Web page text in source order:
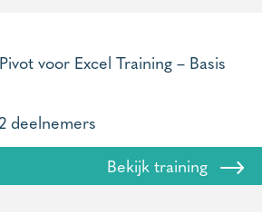
voor Excel Training – Basis
deelnemers
Bekijk training